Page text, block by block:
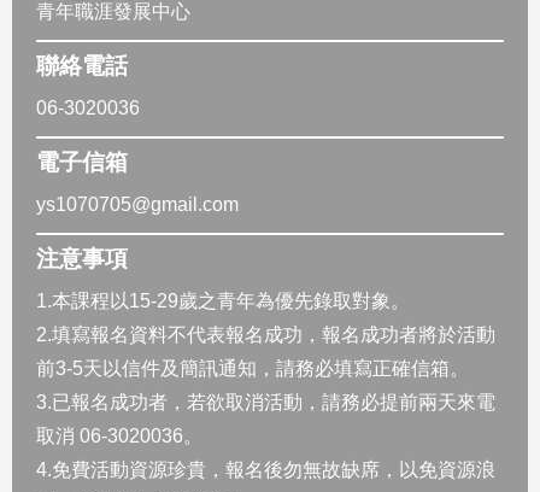
青年職涯發展中心
聯絡電話
06-3020036
電子信箱
ys1070705@gmail.com
注意事項
1.本課程以15-29歲之青年為優先錄取對象。
2.填寫報名資料不代表報名成功，報名成功者將於活動
前3-5天以信件及簡訊通知，請務必填寫正確信箱。
3.已報名成功者，若欲取消活動，請務必提前兩天來電
取消 06-3020036。
4.免費活動資源珍貴，報名後勿無故缺席，以免資源浪